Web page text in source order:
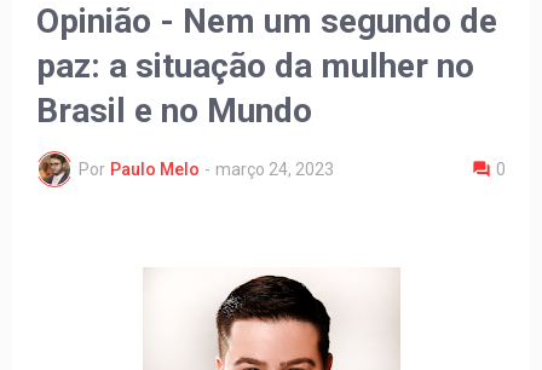
Opinião - Nem um segundo de
paz: a situação da mulher no
Brasil e no Mundo
Por Paulo Melo - março 24, 2023 0